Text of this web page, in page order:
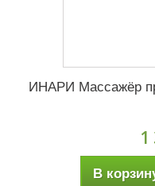
ИНАРИ Массажёр
1
В